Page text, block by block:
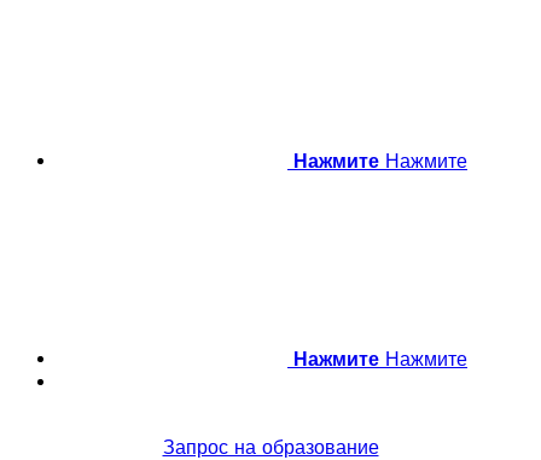
Нажмите Нажмите
Нажмите Нажмите
Запрос на образование